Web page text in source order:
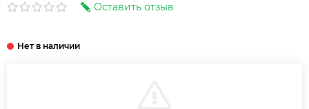
Оставить отзыв